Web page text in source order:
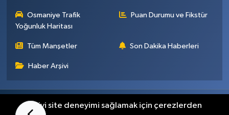
Osmaniye Trafik
Yoğunluk Haritası
Puan Durumu ve Fikstür
Tüm Manşetler Son Dakika Haberleri
Haber Arşivi
Künye İletişim Gizlilik Sözleşmesi
En iyi site deneyimi sağlamak için çerezlerden